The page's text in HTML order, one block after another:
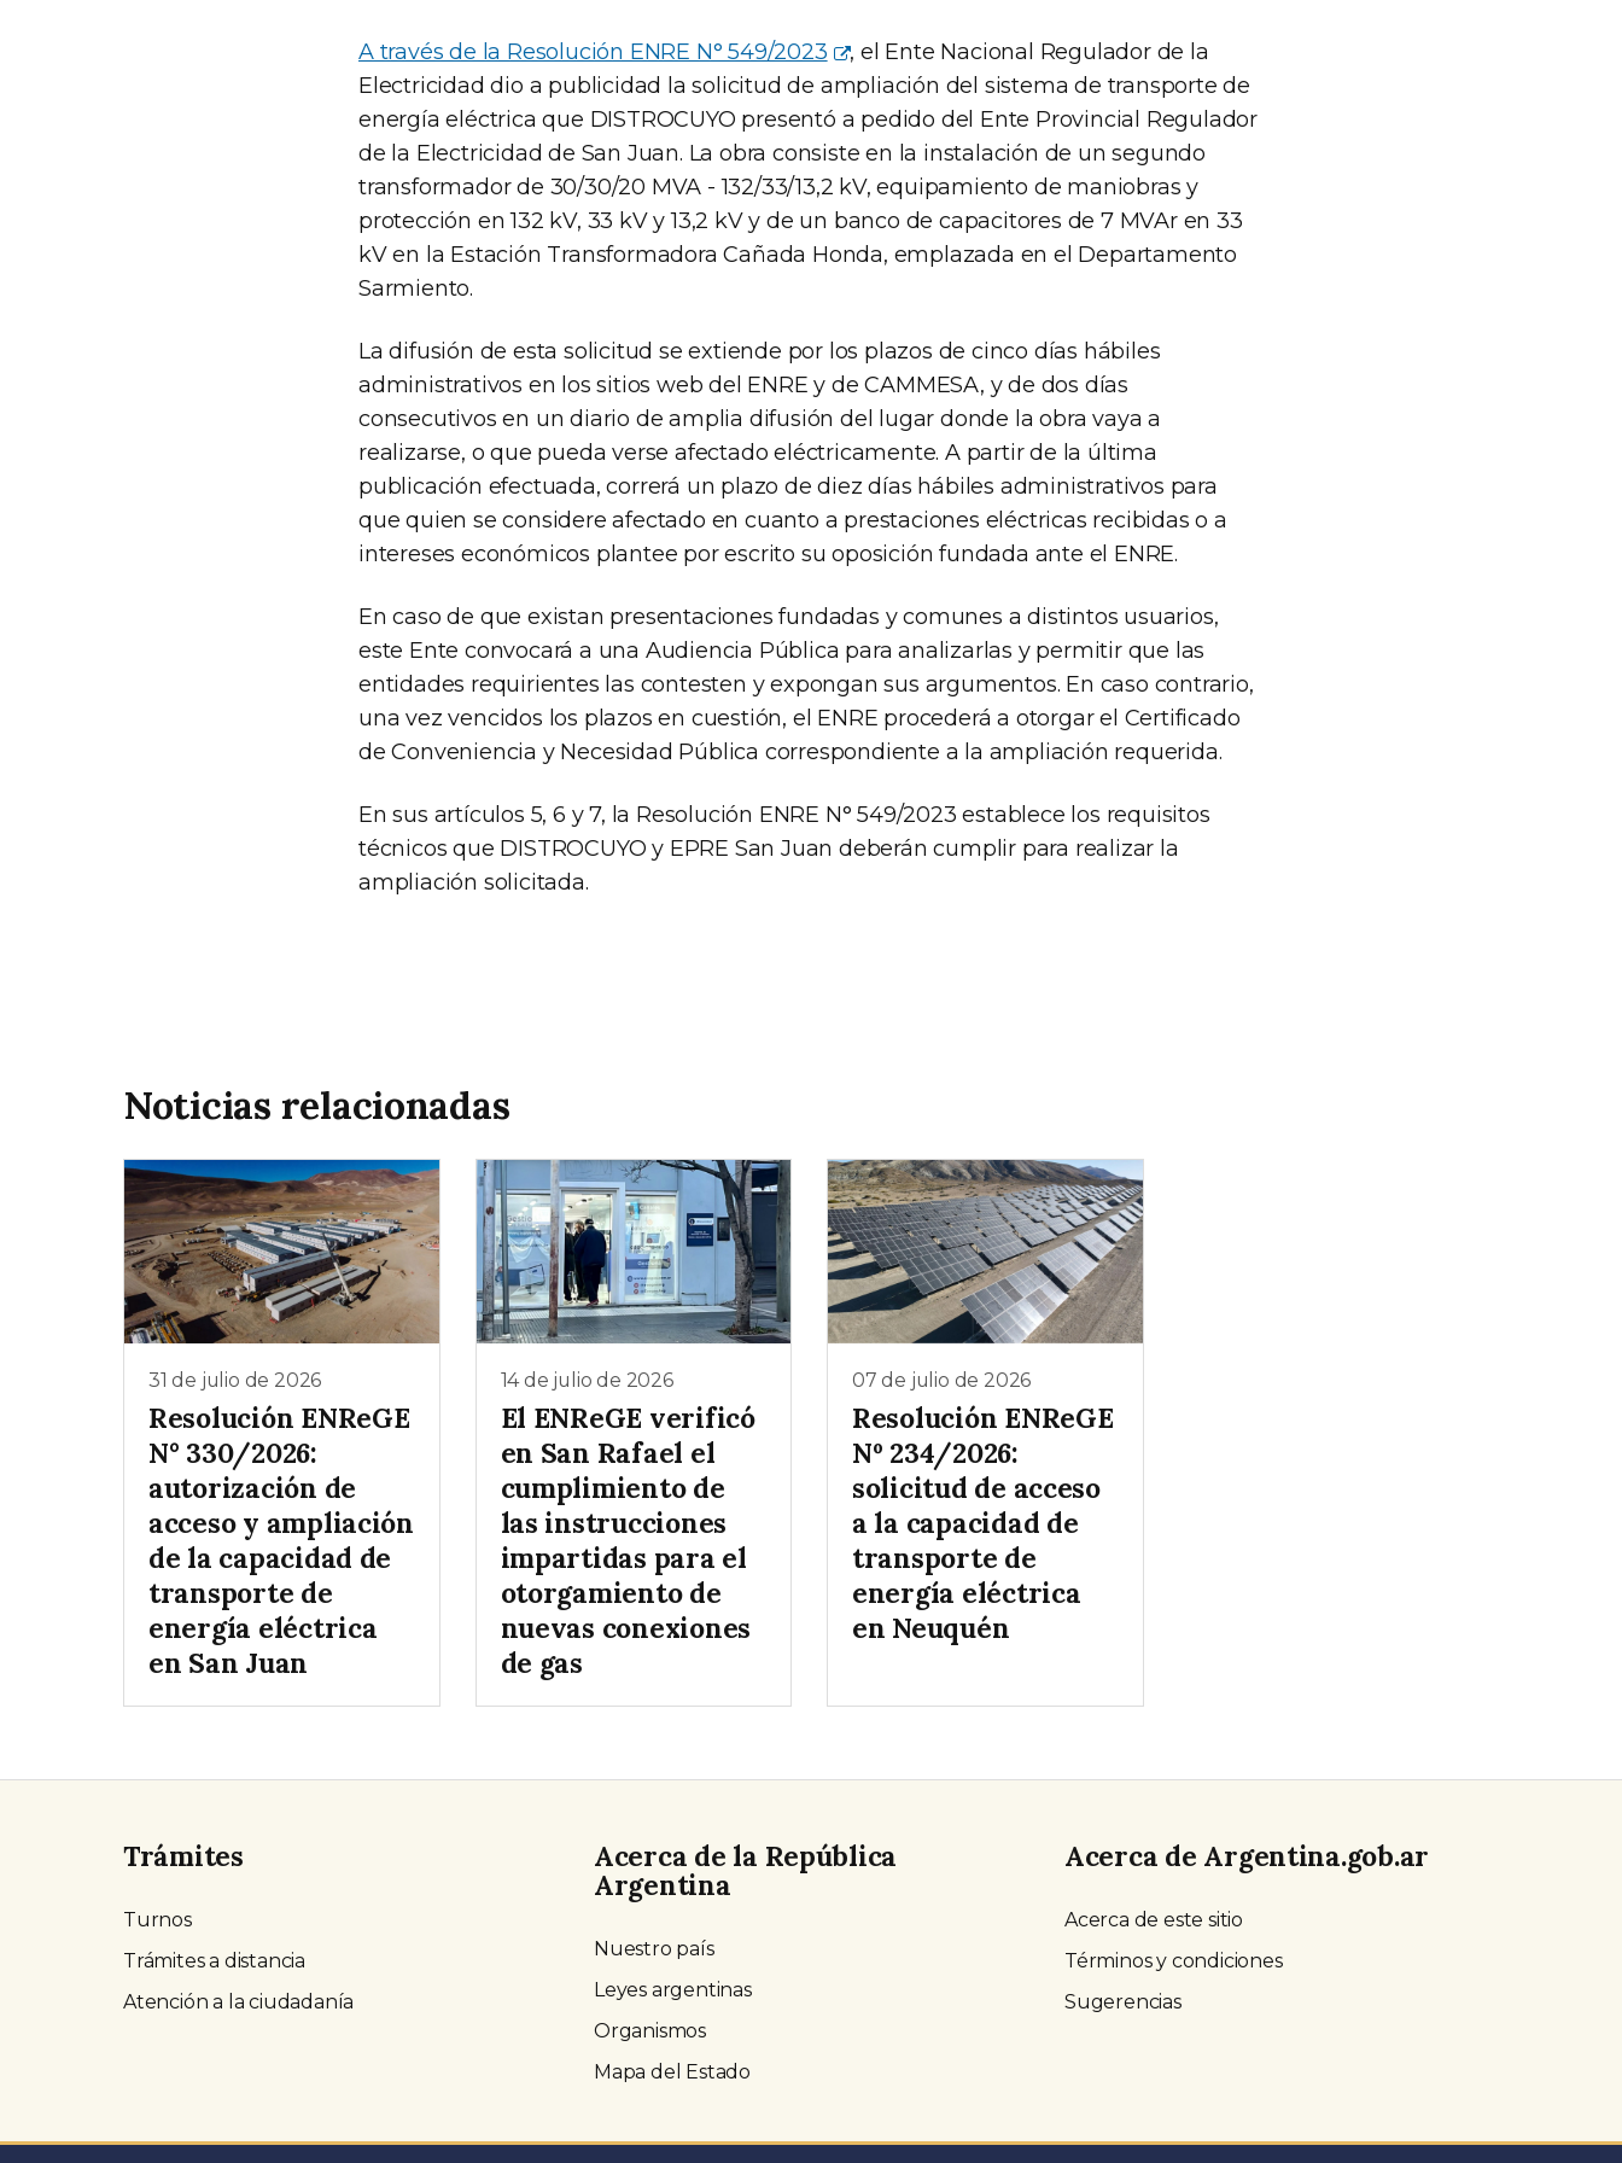
A través de la Resolución ENRE N° 549/2023
, el Ente Nacional Regulador de la
Electricidad dio a publicidad la solicitud de ampliación del sistema de transporte de
energía eléctrica que DISTROCUYO presentó a pedido del Ente Provincial Regulador
de la Electricidad de San Juan. La obra consiste en la instalación de un segundo
transformador de 30/30/20 MVA - 132/33/13,2 kV, equipamiento de maniobras y
protección en 132 kV, 33 kV y 13,2 kV y de un banco de capacitores de 7 MVAr en 33
kV en la Estación Transformadora Cañada Honda, emplazada en el Departamento
Sarmiento.
La difusión de esta solicitud se extiende por los plazos de cinco días hábiles
administrativos en los sitios web del ENRE y de CAMMESA, y de dos días
consecutivos en un diario de amplia difusión del lugar donde la obra vaya a
realizarse, o que pueda verse afectado eléctricamente. A partir de la última
publicación efectuada, correrá un plazo de diez días hábiles administrativos para
que quien se considere afectado en cuanto a prestaciones eléctricas recibidas o a
intereses económicos plantee por escrito su oposición fundada ante el ENRE.
En caso de que existan presentaciones fundadas y comunes a distintos usuarios,
este Ente convocará a una Audiencia Pública para analizarlas y permitir que las
entidades requirientes las contesten y expongan sus argumentos. En caso contrario,
una vez vencidos los plazos en cuestión, el ENRE procederá a otorgar el Certificado
de Conveniencia y Necesidad Pública correspondiente a la ampliación requerida.
En sus artículos 5, 6 y 7, la Resolución ENRE N° 549/2023 establece los requisitos
técnicos que DISTROCUYO y EPRE San Juan deberán cumplir para realizar la
ampliación solicitada.
Noticias relacionadas
31 de julio de 2026
Resolución ENReGE
N° 330/2026:
autorización de
acceso y ampliación
de la capacidad de
transporte de
energía eléctrica
en San Juan
14 de julio de 2026
El ENReGE verificó
en San Rafael el
cumplimiento de
las instrucciones
impartidas para el
otorgamiento de
nuevas conexiones
de gas
07 de julio de 2026
Resolución ENReGE
Nº 234/2026:
solicitud de acceso
a la capacidad de
transporte de
energía eléctrica
en Neuquén
Trámites
Turnos
Trámites a distancia
Atención a la ciudadanía
Acerca de la República
Argentina
Nuestro país
Leyes argentinas
Organismos
Mapa del Estado
Acerca de Argentina.gob.ar
Acerca de este sitio
Términos y condiciones
Sugerencias